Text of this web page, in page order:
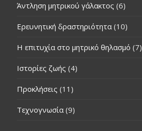
Άντληση μητρικού γάλακτος (6)
Ερευνητική δραστηριότητα(10)
Η επιτυχία στο μητρικό θηλασμό (7)
Ιστορίες ζωής (4)
Προκλήσεις (11)
Τεχνογνωσία(9)